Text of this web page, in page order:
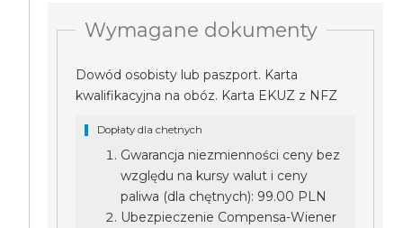
Wymagane dokumenty
Dowód osobisty lub paszport. Karta
kwalifikacyjna na obóz. Karta EKUZ z NFZ
Dopłaty dla chetnych
Gwarancja niezmienności ceny bez
względu na kursy walut i ceny
paliwa (dla chętnych): 99.00 PLN
Ubezpieczenie Compensa-Wiener